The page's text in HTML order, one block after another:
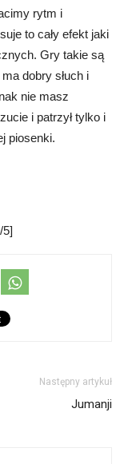
rytm i
to cały efekt jaki
Gry takie są
dobry słuch i
nie masz
i patrzył tylko i
piosenki.
Następny artykuł
Jumanji